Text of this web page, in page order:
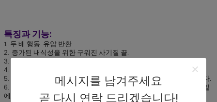
메시지를 남겨주세요
곧 다시 연락 드리겠습니다!
특징과 기능:
1. 두 배 행동. 유압 반환
2. 증가된 내식성을 위한 구워진 사기질 끝.
3.
4.
5.
RR 실린더는 통제되는 무거운 짐을 전제로 하는 제일 해결책 입니다.
6.
조정을 대체하는 것은 통제되는을 위한 RR 실린더를 가진 전시의 밑
에, 굴러 낮추는 가동을 드.